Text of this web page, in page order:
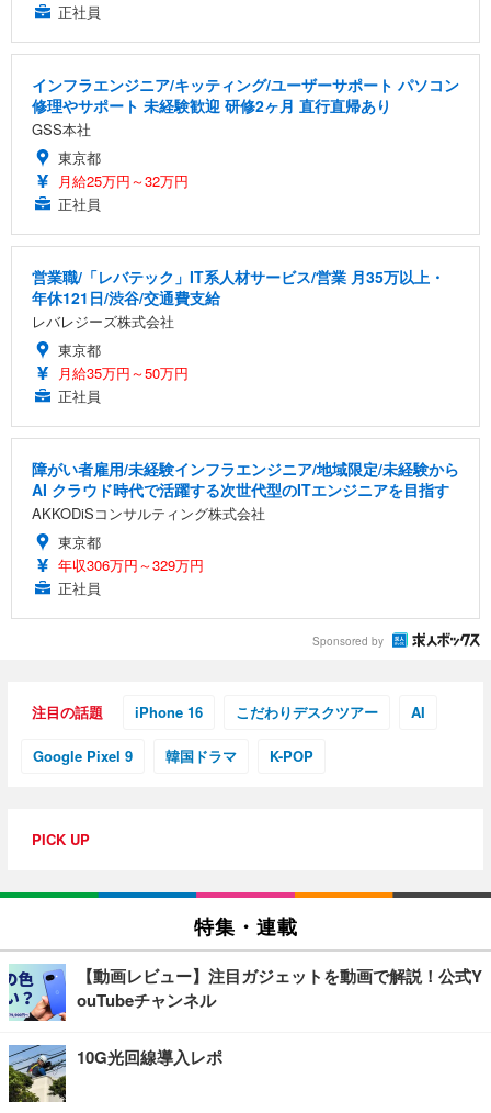
正社員
インフラエンジニア/キッティング/ユーザーサポート パソコン
修理やサポート 未経験歓迎 研修2ヶ月 直行直帰あり
GSS本社
東京都
月給25万円～32万円
正社員
営業職/「レバテック」IT系人材サービス/営業 月35万以上・
年休121日/渋谷/交通費支給
レバレジーズ株式会社
東京都
月給35万円～50万円
正社員
障がい者雇用/未経験インフラエンジニア/地域限定/未経験から
AI クラウド時代で活躍する次世代型のITエンジニアを目指す
AKKODiSコンサルティング株式会社
東京都
年収306万円～329万円
正社員
Sponsored by
注目の話題 iPhone 16 こだわりデスクツアー AI
Google Pixel 9 韓国ドラマ K-POP
PICK UP
特集・連載
【動画レビュー】注目ガジェットを動画で解説！公式Y
ouTubeチャンネル
10G光回線導入レポ